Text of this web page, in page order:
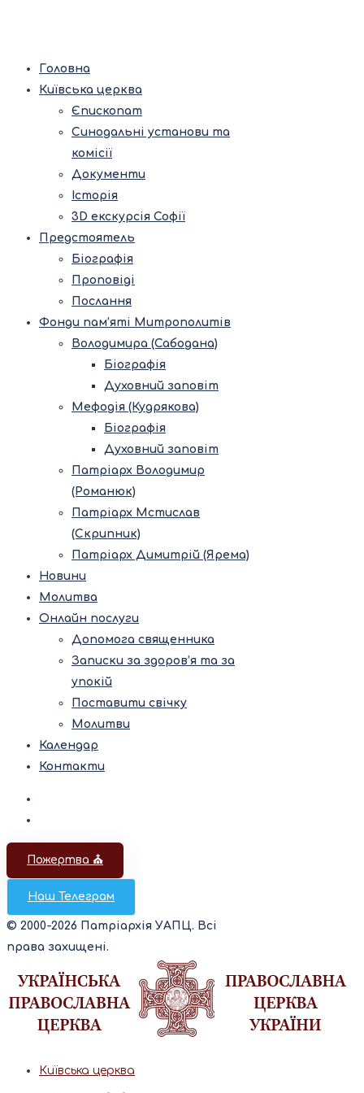
Головна
Київська церква
Єпископат
Синодальні установи та
комісії
Документи
Історія
3D екскурсія Софії
Предстоятель
Біографія
Проповіді
Послання
Фонди пам’яті Митрополитів
Володимира (Сабодана)
Біографія
Духовний заповіт
Мефодія (Кудрякова)
Біографія
Духовний заповіт
Патріарх Володимир
(Романюк)
Патріарх Мстислав
(Скрипник)
Патріарх Димитрій (Ярема)
Новини
Молитва
Онлайн послуги
Допомога священника
Записки за здоров’я та за
упокій
Поставити свічку
Молитви
Календар
Контакти
Пожертва ⛪️
Наш Телеграм
© 2000-2026 Патріархія УАПЦ. Всі
права захищені.
Київська церква